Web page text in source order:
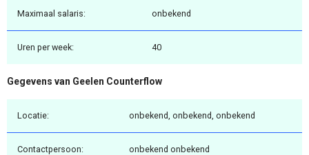
Maximaal salaris: onbekend
Uren per week: 40
Gegevens van Geelen Counterflow
Locatie: onbekend, onbekend, onbekend
Contactpersoon: onbekend onbekend